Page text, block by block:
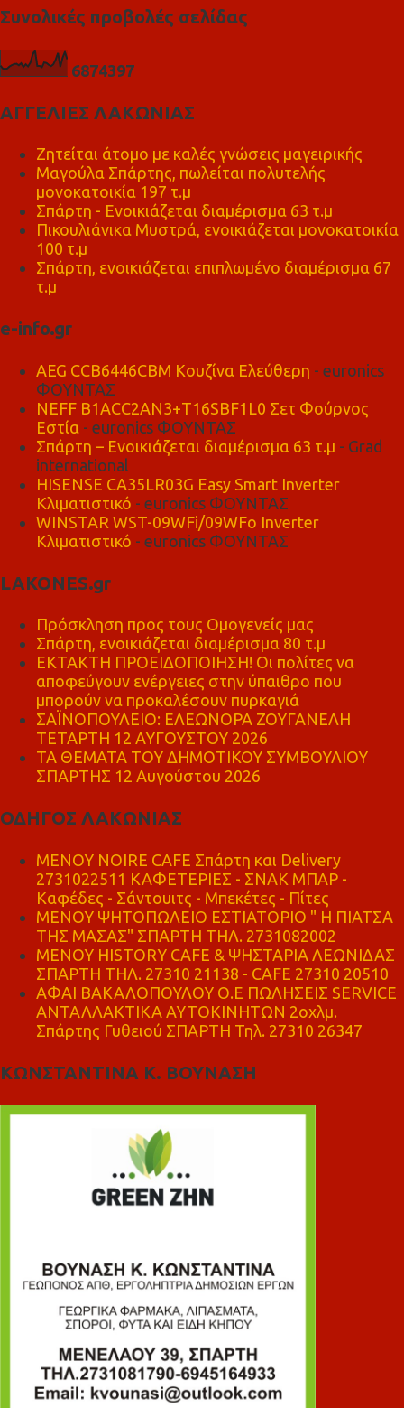
Συνολικές προβολές σελίδας
6874397
ΑΓΓΕΛΙΕΣ ΛΑΚΩΝΙΑΣ
Ζητείται άτομο με καλές γνώσεις μαγειρικής
Μαγούλα Σπάρτης, πωλείται πολυτελής
μονοκατοικία 197 τ.μ
Σπάρτη - Ενοικιάζεται διαμέρισμα 63 τ.μ
Πικουλιάνικα Μυστρά, ενοικιάζεται μονοκατοικία
100 τ.μ
Σπάρτη, ενοικιάζεται επιπλωμένο διαμέρισμα 67
τ.μ
e-info.gr
AEG CCB6446CBM Κουζίνα Ελεύθερη - euronics
ΦΟΥΝΤΑΣ
NEFF B1ACC2AN3+T16SBF1L0 Σετ Φούρνος
Εστία - euronics ΦΟΥΝΤΑΣ
Σπάρτη – Ενοικιάζεται διαμέρισμα 63 τ.μ - Grad
international
HISENSE CA35LR03G Easy Smart Inverter
Κλιματιστικό - euronics ΦΟΥΝΤΑΣ
WINSTAR WST-09WFi/09WFo Inverter
Κλιματιστικό - euronics ΦΟΥΝΤΑΣ
LAKONES.gr
Πρόσκληση προς τους Ομογενείς μας
Σπάρτη, ενοικιάζεται διαμέρισμα 80 τ.μ
ΕΚΤΑΚΤΗ ΠΡΟΕΙΔΟΠΟΙΗΣΗ! Οι πολίτες να
αποφεύγουν ενέργειες στην ύπαιθρο που
μπορούν να προκαλέσουν πυρκαγιά
ΣΑΪΝΟΠΟΥΛΕΙΟ: ΕΛΕΩΝΟΡΑ ΖΟΥΓΑΝΕΛΗ
ΤΕΤΑΡΤΗ 12 ΑΥΓΟΥΣΤΟΥ 2026
ΤΑ ΘΕΜΑΤΑ ΤΟΥ ΔΗΜΟΤΙΚΟΥ ΣΥΜΒΟΥΛΙΟΥ
ΣΠΑΡΤΗΣ 12 Αυγούστου 2026
ΟΔΗΓΟΣ ΛΑΚΩΝΙΑΣ
MENOY NOIRE CAFE Σπάρτη και Delivery
2731022511 ΚΑΦΕΤΕΡΙΕΣ - ΣΝΑΚ ΜΠΑΡ -
Καφέδες - Σάντουιτς - Μπεκέτες - Πίτες
ΜΕΝΟΥ ΨΗΤΟΠΩΛΕΙΟ ΕΣΤΙΑΤΟΡΙΟ " Η ΠΙΑΤΣΑ
ΤΗΣ ΜΑΣΑΣ" ΣΠΑΡΤΗ ΤΗΛ. 2731082002
ΜΕΝΟΥ HISTORY CAFE & ΨΗΣΤΑΡΙΑ ΛΕΩΝΙΔΑΣ
ΣΠΑΡΤΗ ΤΗΛ. 27310 21138 - CAFE 27310 20510
ΑΦΑΙ ΒΑΚΑΛΟΠΟΥΛΟΥ Ο.Ε ΠΩΛΗΣΕΙΣ SERVICE
ΑΝΤΑΛΛΑΚΤΙΚΑ ΑΥΤΟΚΙΝΗΤΩΝ 2οχλμ.
Σπάρτης Γυθειού ΣΠΑΡΤΗ Τηλ. 27310 26347
ΚΩΝΣΤΑΝΤΙΝΑ Κ. ΒΟΥΝΑΣΗ